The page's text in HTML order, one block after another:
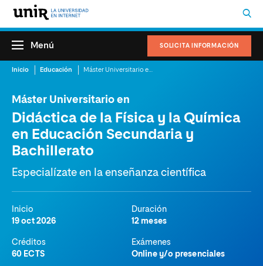
SOLICITA INFORMACIÓN
Menú
Inicio Educación
Máster Universitario en
Didáctica de la Física y la Química
en Educación Secundaria y
Bachillerato
Especialízate en la enseñanza científica
Inicio
19 oct 2026
Duración
12 meses
Créditos
60 ECTS
Exámenes
Online y/o presenciales